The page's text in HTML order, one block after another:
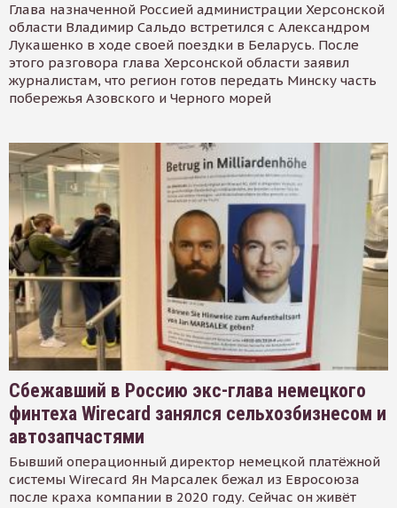
Глава назначенной Россией администрации Херсонской
области Владимир Сальдо встретился с Александром
Лукашенко в ходе своей поездки в Беларусь. После
этого разговора глава Херсонской области заявил
журналистам, что регион готов передать Минску часть
побережья Азовского и Черного морей
Сбежавший в Россию экс-глава немецкого
финтеха Wirecard занялся сельхозбизнесом и
автозапчастями
Бывший операционный директор немецкой платёжной
системы Wirecard Ян Марсалек бежал из Евросоюза
после краха компании в 2020 году. Сейчас он живёт